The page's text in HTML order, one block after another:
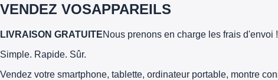
VENDEZ VOSAPPAREILS
LIVRAISON GRATUITENous prenons en charge les frais d'envoi !
Simple. Rapide. Sûr.
Vendez votre smartphone, tablette, ordinateur portable, montre